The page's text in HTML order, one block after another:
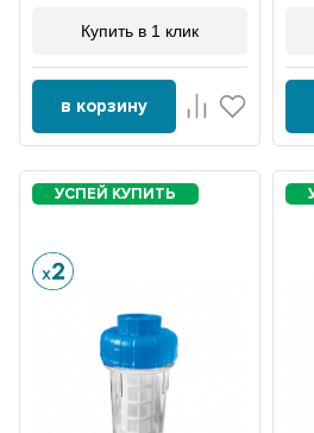
Купить в 1 клик
в корзину